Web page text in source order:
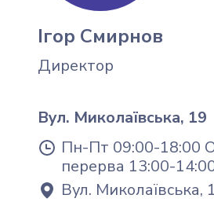
Ігор Смирнов
Директор
Вул. Миколаївська, 19
Пн-Пт 09:00-18:00
перерва 13:00-
Вул. Миколаївська,